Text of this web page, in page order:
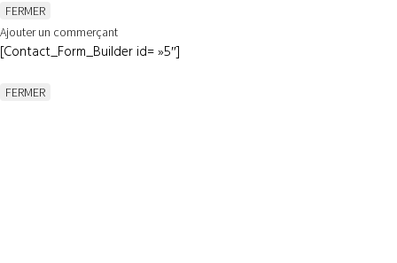
FERMER
Ajouter un commerçant
[Contact_Form_Builder id= »5″]
FERMER